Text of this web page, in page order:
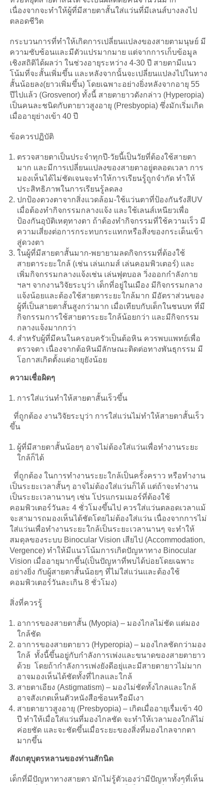
เนื่องจากจะทำให้ผู้ที่มีสายตาสั้นใส่แว่นที่มีเลนส์บางลงไป
ตลอดชีวิต
กระบวนการที่ทำให้เกิดการเปลี่ยนแปลงของสายตามนุษย์ มี
ความซับซ้อนและมีตัวแปรมากมาย แต่จากการเก็บข้อมูล
เชิงสถิติได้ผลว่า ในช่วงอายุระหว่าง 4-30 ปี สายตามีแนว
โน้มที่จะสั้นเพิ่มขึ้น และหลังจากนั้นจะเปลี่ยนแปลงไปในทาง
สั้นน้อยลง(ยาวเพิ่มขึ้น) โดยเฉพาะอย่างยิ่งหลังจากอายุ 55
ปีไปแล้ว (Grosvenor) ทั้งนี้ สายตายาวดังกล่าว (Hyperopia)
เป็นคนละชนิดกับตายาวสูงอายุ (Presbyopia) ซึ่งมักเริ่มเกิด
เมื่ออายุย่างเข้า 40 ปี
ข้อควรปฏิบัติ
ตรวจสายตาเป็นประจำทุกปี-วัยนี้เป็นวัยที่ต้องใช้สายตา
มาก และมีการเปลี่ยนแปลงของสายตาอยู่ตลอดเวลา การ
มองเห็นได้ไม่ชัดเจนจะทำให้การเรียนรู้ถูกจำกัด ทำให้
ประสิทธิภาพในการเรียนรู้ลดลง
ปกป้องดวงตาจากสิ่งแวดล้อม-ใช้แว่นตาที่ป้องกันรังสีUV
เมื่อต้องทำกิจกรรมกลางแจ้ง และใช้เลนส์เหนียวเพื่อ
ป้องกันอุบัติเหตุทางตา ถ้าต้องทำกิจกรรมที่ใช้ความเร็ว มี
ความเสี่ยงต่อการกระทบกระแทกหรือสิ่งของกระเด็นเข้า
สู่ดวงตา
ในผู้ที่มีสายตาสั้นมาก-พยายามลดกิจกรรมที่ต้องใช้
สายตาระยะใกล้ (เช่น เล่นเกมส์ เล่นคอมพิวเตอร์) และ
เพิ่มกิจกรรมกลางแจ้งเช่น เล่นฟุตบอล วิ่งออกกำลังกาย
ฯลฯ จากงานวิจัยระบุว่า เด็กที่อยู่ในเมือง มีกิจกรรมกลาง
แจ้งน้อยและต้องใช้สายตาระยะใกล้มาก มีอัตราส่วนของ
ผู้ที่เป็นสายตาสั้นสูงกว่ามาก เมื่อเทียบกับเด็กในชนบท ที่มี
กิจกรรมการใช้สายตาระยะใกล้น้อยกว่า และมีกิจกรรม
กลางแจ้งมากกว่า
สำหรับผู้ที่มีคนในครอบครัวเป็นต้อหิน ควรพบแพทย์เพื่อ
ตรวจตา เนื่องจากต้อหินมีลักษณะติดต่อทางพันธุกรรม มี
โอกาสเกิดตั้งแต่อายุยังน้อย
ความเชื่อผิดๆ
การใส่แว่นทำให้สายตาสั้นเร็วขึ้น
 ที่ถูกต้อง งานวิจัยระบุว่า การใส่แว่นไม่ทำให้สายตาสั้นเร็ว
ขึ้น
ผู้ที่มีสายตาสั้นน้อยๆ อาจไม่ต้องใส่แว่นเพื่อทำงานระยะ
ใกล้ก็ได้
 ที่ถูกต้อง ในการทำงานระยะใกล้เป็นครั้งคราว หรือทำงาน
เป็นระยะเวลาสั้นๆ อาจไม่ต้องใส่แว่นก็ได้ แต่ถ้าจะทำงาน
เป็นระยะเวลานานๆ เช่น โปรแกรมเมอร์ที่ต้องใช้
คอมพิวเตอร์วันละ 4 ชั่วโมงขึ้นไป ควรใส่แว่นตลอดเวลาแม้
จะสามารถมองเห็นได้ชัดโดยไม่ต้องใส่แว่น เนื่องจากการไม่
ใส่แว่นเพื่อทำงานระยะใกล้เป็นระยะเวลานานๆ จะทำให้
สมดุลของระบบ Binocular Vision เสียไป (Accommodation,
Vergence) ทำให้มีแนวโน้มการเกิดปัญหาทาง Binocular
Vision เมื่ออายุมากขึ้น(เป็นปัญหาที่พบได้บ่อยโดยเฉพาะ
อย่างยิ่ง กับผู้สายตาสั้นน้อยๆ ที่ไม่ใส่แว่นและต้องใช้
คอมพิวเตอร์วันละเกิน 8 ชั่วโมง)
สิ่งที่ควรรู้
อาการของสายตาสั้น (Myopia) – มองไกลไม่ชัด แต่มอง
ใกล้ชัด
อาการของสายตายาว (Hyperopia) – มองไกลชัดกว่ามอง
ใกล้ ทั้งนี้ขึ้นอยู่กับกำลังการเพ่งและขนาดของสายตายาว
ด้วย โดยถ้ากำลังการเพ่งยังดีอยุ่และมีสายตายาวไม่มาก
อาจมองเห็นได้ชัดทั้งที่ไกลและใกล้
สายตาเอียง (Astigmatism) – มองไม่ชัดทั้งไกลและใกล้
อาจสังเกตเห็นตัวหนังสือซ้อนหรือมีเงา
สายตายาวสูงอายุ (Presbyopia) – เกิดเมื่ออายุเรื่มเข้า 40
ปี ทำให้เมื่อใส่แว่นที่มองไกลชัด จะทำให้เวลามองใกล้ไม่
ค่อยชัด และจะชัดขึ้นเมื่อระยะของสิ่งที่มองไกลจากตา
มากขึ้น
สังเกตุบุตรหลานของท่านสักนิด
เด็กที่มีปัญหาทางสายตา มักไม่รู้ตัวเองว่ามีปัญหาทั้งๆที่เห็น